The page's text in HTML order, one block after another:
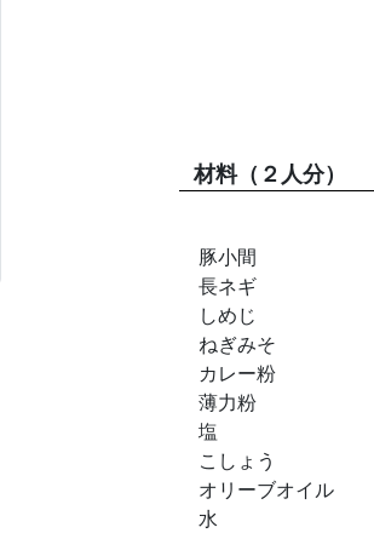
材料（２人分）
豚小間
長ネギ
しめじ
ねぎみそ
カレー粉
薄力粉
塩
こしょう
オリーブオイル
水